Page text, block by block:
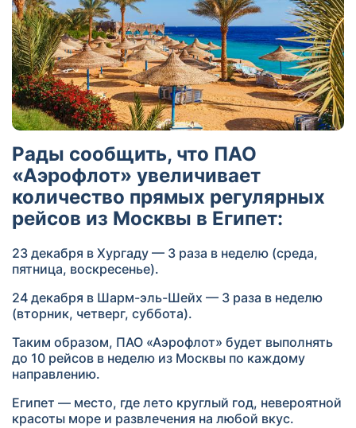
Рады сообщить, что ПАО
«Аэрофлот» увеличивает
количество прямых регулярных
рейсов из Москвы в Египет:
23 декабря в Хургаду — 3 раза в неделю (среда,
пятница, воскресенье).
24 декабря в Шарм-эль-Шейх — 3 раза в неделю
(вторник, четверг, суббота).
Таким образом, ПАО «Аэрофлот» будет выполнять
до 10 рейсов в неделю из Москвы по каждому
направлению.
Египет — место, где лето круглый год, невероятной
красоты море и развлечения на любой вкус.